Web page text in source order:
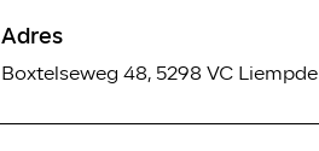
Adres
Boxtelseweg 48, 5298 VC Liempde